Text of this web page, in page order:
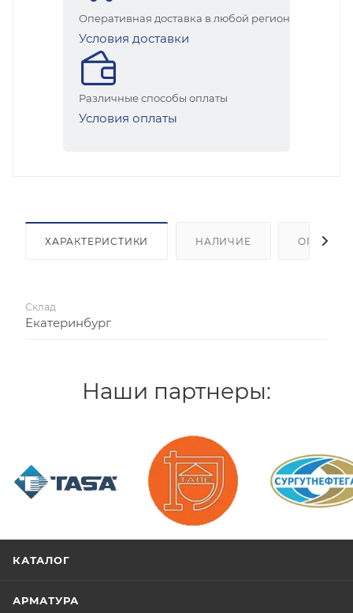
Оперативная доставка в любой регион
Условия доставки
Различные способы оплаты
Условия оплаты
ХАРАКТЕРИСТИКИ НАЛИЧИЕ ОПЛАТА
Склад
Екатеринбург
Наши партнеры:
КАТАЛОГ
АРМАТУРА